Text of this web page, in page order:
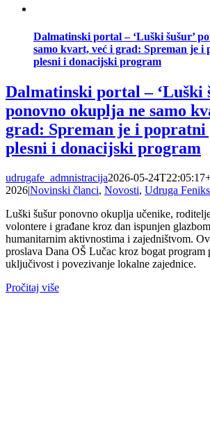
Dalmatinski portal – ‘Luški šušur’
samo kvart, već i grad: Spreman je i
plesni i donacijski program
Dalmatinski portal – ‘Luški
ponovno okuplja ne samo
grad: Spreman je i popratni
plesni i donacijski program
udrugafe_admnistracija2026-05-
2026|Novinski članci, Novosti, Udruga
Luški šušur ponovno okuplja učenike,
volontere i građane kroz dan ispunjen
humanitarnim aktivnostima i zajedništvom.
proslava Dana OŠ Lučac kroz bogat program
uključivost i povezivanje lokalne zajednice.
Pročitaj više